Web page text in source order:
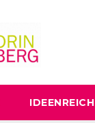
IDEENREICH